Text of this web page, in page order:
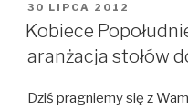
OPUBLIKOWANE
W
30 LIPCA 2012
Kobiece
aranżacja stołów
Dziś pragniemy się z